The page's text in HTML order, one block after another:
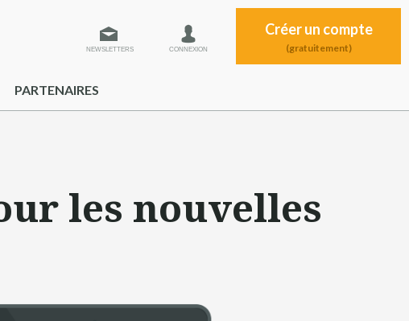
NEWSLETTERS CONNEXION
Créer un compte
(gratuitement)
PARTENAIRES
les nouvelles